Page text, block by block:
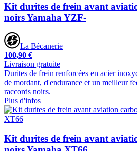
Kit durites de frein avant
noirs Yamaha YZF-
La Bécanerie
100,90 €
Livraison gratuite
Durites de frein renforcées en acier
de mordant, d'endurance et un meilleur
raccords noirs.
Plus d'infos
Kit durites de frein avant